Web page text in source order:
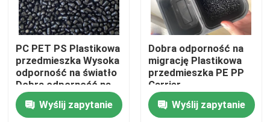
Do domu
Produkty
Filmy
PC PET PS Plastikowa
przedmieszka Wysoka
odporność na światło
Dobra odporność na
migrację
Wyślij zapytanie
Dobra odporność na
migrację Plastikowa
przedmieszka PE PP
Carrier
Wyślij zapytanie